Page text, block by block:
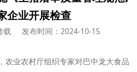
企业开展检查
载 发布时间：2024-10-15
农业农村厅组织专家对巴中龙大食品